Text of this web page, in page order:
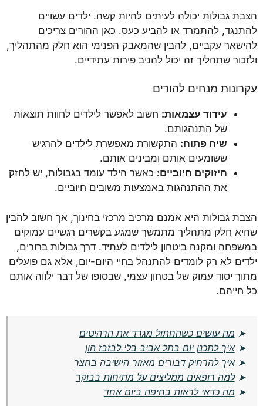
הצבת גבולות יכולה לעיתים להיות קשה. ילדים עשויים
להתנגד, להתמרד או להביע כעס. כאן ההורים צריכים
להישאר עקביים, להבין שהמאבק הפנימי הוא חלק מהתהליך,
ולזכור שתהליך זה יכול להניב פירות עתידיים.
עקרונות מנחים להורים
עידוד עצמאות: חשוב לאפשר לילדים לחוות תוצאות
של התנהגותם.
שיח פתוח: התקשורת מאפשרת לילדים להרגיש
ששומעים אותם ומבינים אותם.
חיזוקים חיוביים: כאשר הילד עומד בגבולות, יש לחזק
את ההתנהגות באמצעות משובים חיוביים.
הצבת גבולות היא אמנם מרכיב מרכזי בחינוך, אך חשוב להבין
שהיא חלק מתהליך מתמשך שמגע בקשרים רגשיים עמוקים
במשפחה ומקנה ביטחון לילדים לעתיד. דרך גבולות ברורים,
ילדים לא רק לומדים להתנהל בחיי היום-יום, אלא גם פועלים
מתוך יסוד עמוק של בטחון עצמי, שבסופו של דבר ילווה אותם
כל חייהם.
➤ מה עושים כשהחתול מגרד את הרהיטים
➤איך לתכנן יום בתל אביב בלי לבזבז הון
➤איך להרחיק דבורים מאזור הישיבה בחצר
➤למה רופאים ממליצים על מתיחות בבוקר
➤ מה כדאי לראות בחיפה ביום אחד